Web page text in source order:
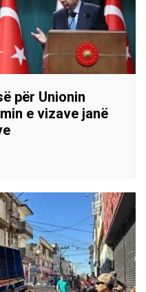
për Unionin
e vizave janë